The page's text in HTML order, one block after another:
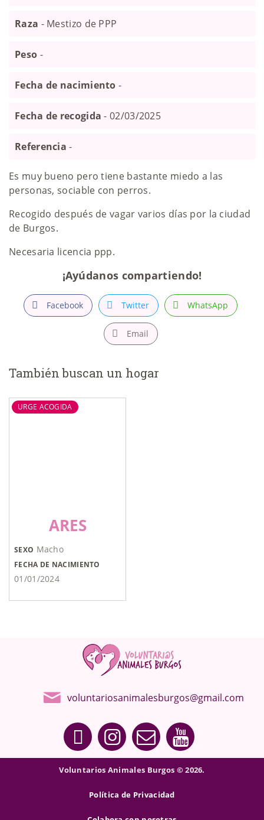
Raza - Mestizo de PPP
Peso -
Fecha de nacimiento -
Fecha de recogida - 02/03/2025
Referencia -
Es muy bueno pero tiene bastante miedo a las
personas, sociable con perros.
Recogido después de vagar varios días por la ciudad
de Burgos.
Necesaria licencia ppp.
¡Ayúdanos compartiendo!
Facebook Twitter WhatsApp
Email
También buscan un hogar
URGE ACOGIDA
ARES
SEXO Macho
FECHA DE NACIMIENTO
01/01/2024
voluntariosanimalesburgos@gmail.com
Voluntarios Animales Burgos © 2026.
Política de Privacidad